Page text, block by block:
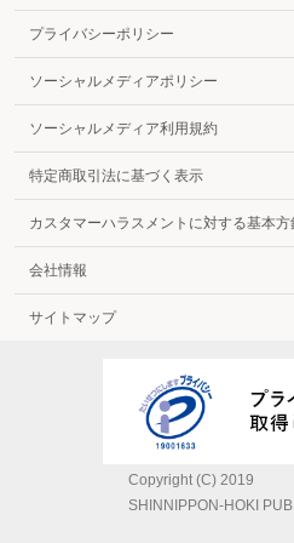
プライバシーポリシー
ソーシャルメディアポリシー
ソーシャルメディア利用規約
特定商取引法に基づく表示
カスタマーハラスメントに対する基本方
会社情報
サイトマップ
Copyright (C) 2019
SHINNIPPON-HOKI